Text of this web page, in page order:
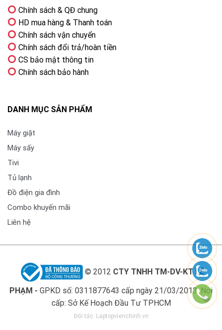
Chính sách & QĐ chung
HD mua hàng & Thanh toán
Chính sách vận chuyển
Chính sách đổi trả/hoàn tiền
CS bảo mật thông tin
Chính sách bảo hành
DANH MỤC SẢN PHẨM
Máy giặt
Máy sấy
Tivi
Tủ lạnh
Đồ điện gia đình
Combo khuyến mãi
Liên hệ
© 2012 CTY TNHH TM-DV-KT LÊ
PHẠM - GPKD số: 0311877643 cấp ngày 21/03/2013. Nơi
cấp: Sở Kế Hoạch Đầu Tư TPHCM
Đối tác: Laptopvienchinh.vn